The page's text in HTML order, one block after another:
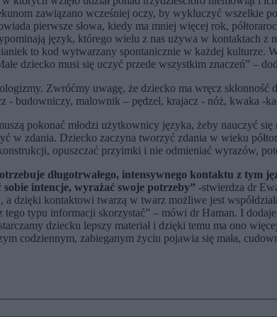
zawiązano wcześniej oczy, by wykluczyć wszelkie
pierwsze słowa, kiedy ma mniej więcej rok,
język, którego wielu z nas używa w kontaktach z
to kod wytwarzany spontanicznie w każdej
dziecko musi się uczyć przede wszystkim znaczeń” –
Zwróćmy uwagę, że dziecko ma wręcz
- budowniczy, malownik – pędzel, krajacz - nóż, kwaka -
pokonać młodzi użytkownicy języka, żeby nauczyć
w zdania. Dziecko zaczyna tworzyć zdania w wieku
opuszczać przyimki i nie odmieniać wyrazów,
długotrwałego, intensywnego kontaktu z
intencje, wyrażać swoje potrzeby” -stwierdza dr
dzięki kontaktowi twarzą w twarz możliwe jest
tego typu informacji skorzystać” – mówi dr Haman. I
dziecku lepszy materiał i dzięki temu ma ono
codziennym, zabieganym życiu pojawia się mała,